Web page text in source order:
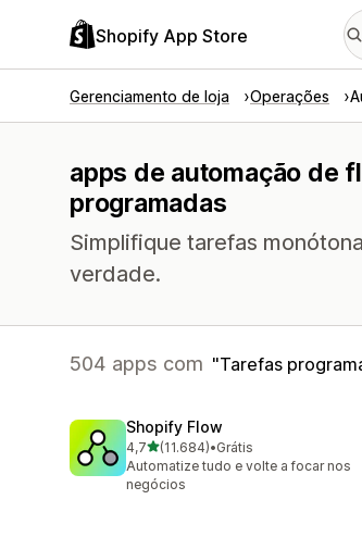
Shopify App Store
Gerenciamento de loja Operações
apps de automação de
programadas
Simplifique tarefas
verdade.
504 apps com Tarefas
Shopify Flow
4,7de 5 estrelas
(11.684)
11684 avaliações ao todo
•Grátis
Automatize tudo e volte a focar nos
negócios